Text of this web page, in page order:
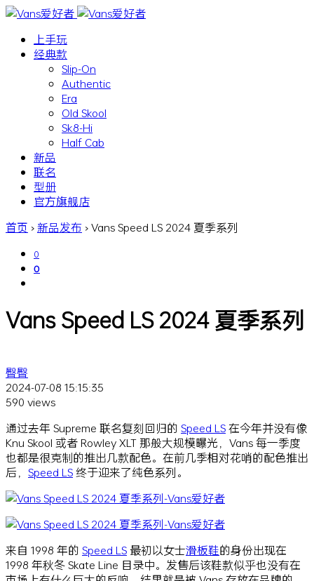
上手玩
经典款
Slip-On
Authentic
Era
Old Skool
Sk8-Hi
Half Cab
新品
联名
型册
官方旗舰店
首页 ›新品发布 ›Vans Speed LS 2024 夏季系列
0
0
Vans Speed LS 2024 夏季系列
臀臀
2024-07-08 15:15:35
590 views
通过去年 Supreme 联名复刻回归的 Speed LS在今年并没有像
Knu Skool 或者 Rowley XLT 那般大规模曝光，Vans 每一季度
也都是很克制的推出几款配色。在前几季相对花哨的配色推出
后， Speed LS终于迎来了纯色系列。
来自 1998 年的 Speed LS 最初以女士滑板鞋的身份出现在
1998 年秋冬 Skate Line 目录中。发售后该鞋款似乎也没有在